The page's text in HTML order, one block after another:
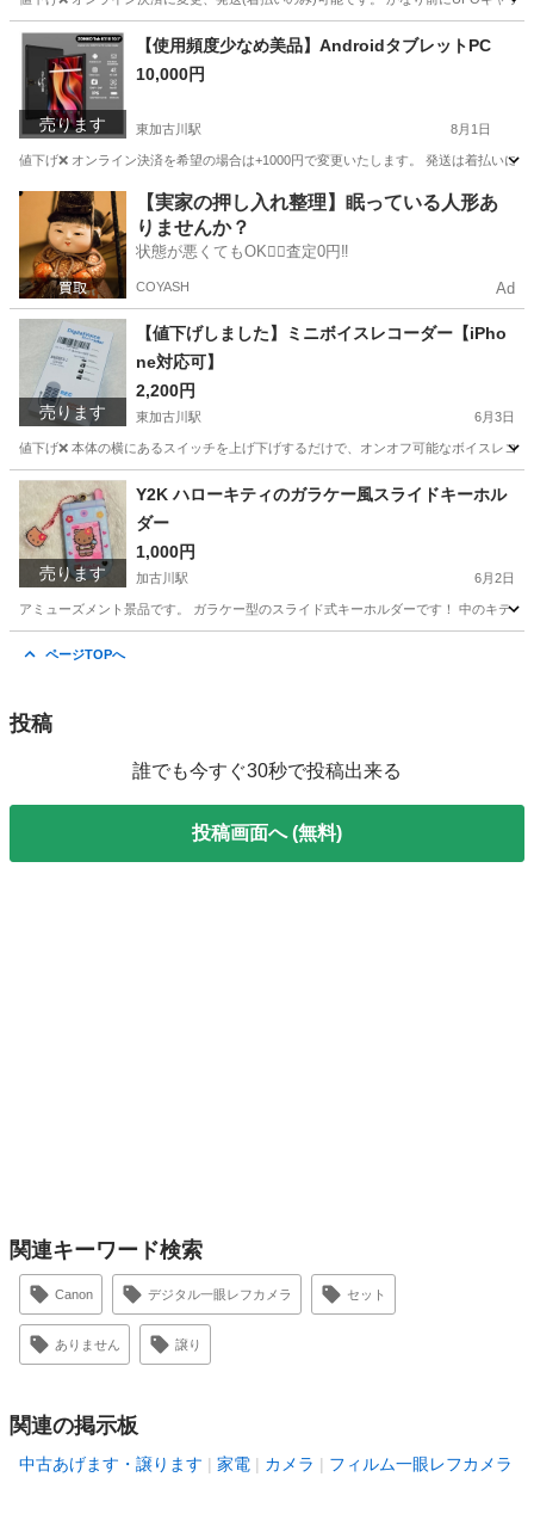
兵庫 加古川市 東加古川駅 フィギュア
売ります
【使用頻度少なめ美品】AndroidタブレットPC
10,000円
東加古川駅 8月1日
値下げ❌ オンライン決済を希望の場合は+1000円で変更いたします。 発送は着払いに
兵庫 加古川市 東加古川駅 タブレットPC
【実家の押し入れ整理】眠っている人形あ
りませんか？
状態が悪くてもOK🙆‍♀️査定0円‼️
COYASH Ad
売ります
【値下げしました】ミニボイスレコーダー【iPho
ne対応可】
2,200円
東加古川駅 6月3日
値下げ❌ 本体の横にあるスイッチを上げ下げするだけで、オンオフ可能なボイスレコ
兵庫 加古川市 東加古川駅 その他
売ります
Y2K ハローキティのガラケー風スライドキーホル
ダー
1,000円
加古川駅 6月2日
アミューズメント景品です。 ガラケー型のスライド式キーホルダーです！ 中のキテ
ページTOPへ
投稿
誰でも今すぐ30秒で投稿出来る
投稿画面へ (無料)
関連キーワード検索
Canon デジタル一眼レフカメラ セット
ありません 譲り
関連の掲示板
中古あげます・譲ります 家電 カメラ フィルム一眼レフカメラ